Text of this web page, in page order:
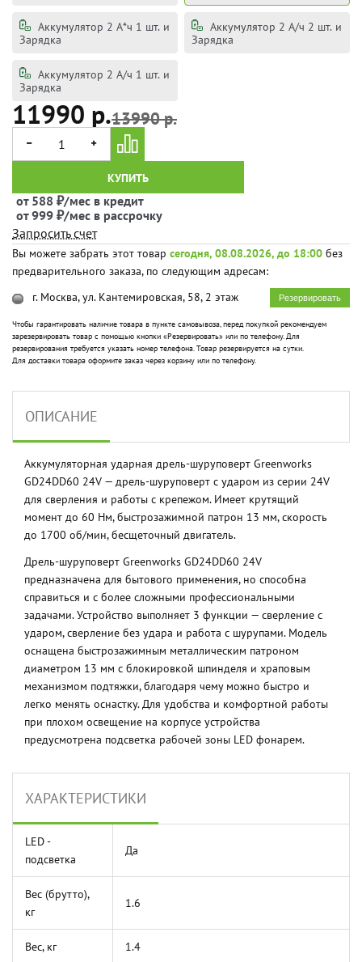
Аккумулятор 2 А*ч 1 шт. и
Зарядка
Аккумулятор 2 А/ч 1 шт. и
Зарядка
Аккумулятор 2 А/ч 2 шт. и
Зарядка
11990 р.13990 р.
КУПИТЬ
от 588 ₽/мес в кредит
от 999 ₽/мес в рассрочку
Запросить счет
Вы можете забрать этот товар сегодня, 08.08.2026, до 18:00 без
предварительного заказа, по следующим адресам:
г. Москва, ул. Кантемировская, 58, 2 этаж
Резервировать
Чтобы гарантировать наличие товара в пункте самовывоза, перед покупкой рекомендуем
зарезервировать товар с помощью кнопки «Резервировать» или по телефону. Для
резервирования требуется указать номер телефона. Товар резервируется на сутки.
Для доставки товара оформите заказ через корзину или по телефону.
ОПИСАНИЕ
Аккумуляторная ударная дрель-шуруповерт Greenworks
GD24DD60 24V — дрель-шуруповерт с ударом из серии 24V
для сверления и работы с крепежом. Имеет крутящий
момент до 60 Нм, быстрозажимной патрон 13 мм, скорость
до 1700 об/мин, бесщеточный двигатель.
Дрель-шуруповерт Greenworks GD24DD60 24V
предназначена для бытового применения, но способна
справиться и с более сложными профессиональными
задачами. Устройство выполняет 3 функции — сверление с
ударом, сверление без удара и работа с шурупами. Модель
оснащена быстрозажимным металлическим патроном
диаметром 13 мм с блокировкой шпинделя и храповым
механизмом подтяжки, благодаря чему можно быстро и
легко менять оснастку. Для удобства и комфортной работы
при плохом освещение на корпусе устройства
предусмотрена подсветка рабочей зоны LED фонарем.
ХАРАКТЕРИСТИКИ
LED -
подсветка
Да
Вес (брутто),
кг
1.6
Вес, кг 1.4